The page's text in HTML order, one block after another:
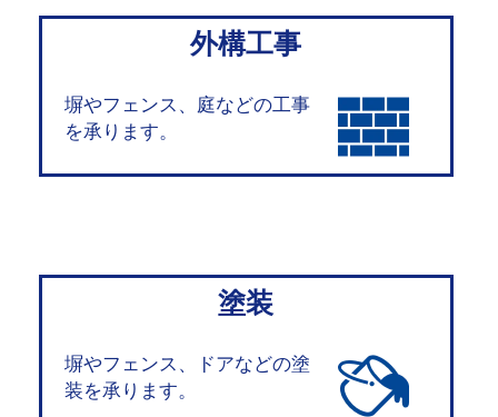
外構工事
塀やフェンス、庭などの工事
を承ります。
塗装
塀やフェンス、ドアなどの塗
装を承ります。